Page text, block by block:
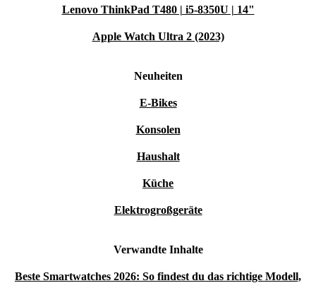
Lenovo ThinkPad T480 | i5-8350U | 14"
Apple Watch Ultra 2 (2023)
Neuheiten
E-Bikes
Konsolen
Haushalt
Küche
Elektrogroßgeräte
Verwandte Inhalte
Beste Smartwatches 2026: So findest du das richtige Modell,